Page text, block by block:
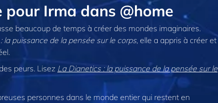
Irma dans @home
beaucoup de temps à créer des mondes imaginaires.
la puissance de la pensée sur le corps, elle a appris à créer et
peurs. Lisez La Dianetics : la puissance de la pensée sur le
personnes dans le monde entier qui restent en